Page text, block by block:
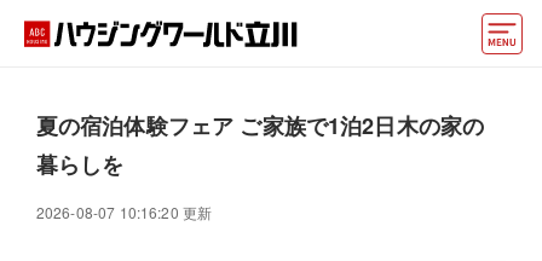
住宅会社・ハウスメーカー
イベント情報・プレゼント
夏の宿泊体験フェア ご家族で1泊2日木の家の
暮らしを
2026-08-07 10:16:20 更新